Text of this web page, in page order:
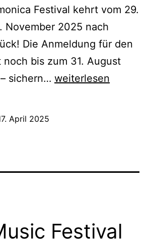
Festival kehrt vom 29.
November 2025 nach
Die Anmeldung für den
bis zum 31. August
sichern… World
sichern!
weiterlesen
April 2025
Festival